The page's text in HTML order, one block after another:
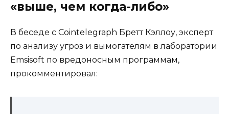
«выше, чем когда-либо»
В беседе с Cointelegraph Бретт Кэллоу, эксперт
по анализу угроз и вымогателям в лаборатории
Emsisoft по вредоносным программам,
прокомментировал: